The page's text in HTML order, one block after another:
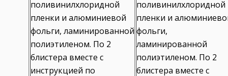
поливинилхлоридной
пленки и алюминиевой
фольги, ламинированной
полиэтиленом. По 2
блистера вместе с
инструкцией по
поливинилхлоридной
пленки и
фольги,
ламинированной
полиэтиленом. По 2
блистера вместе с